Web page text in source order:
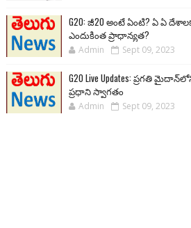
G20: జీ20 అంటే ఏంటి? ఏ ఏ
ఎందుకింత ప్రాధాన్యత?
Admin Sept 09, 2023
G20 Live Updates: ప్రగతి
ప్రధాని స్వాగతం
Admin Sept 09, 2023